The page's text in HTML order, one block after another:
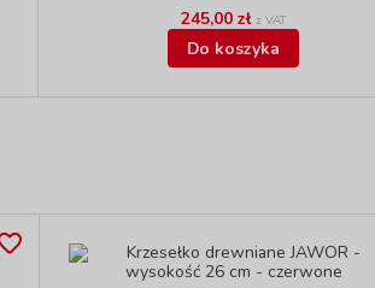
245,00 zł z VAT
Do koszyka